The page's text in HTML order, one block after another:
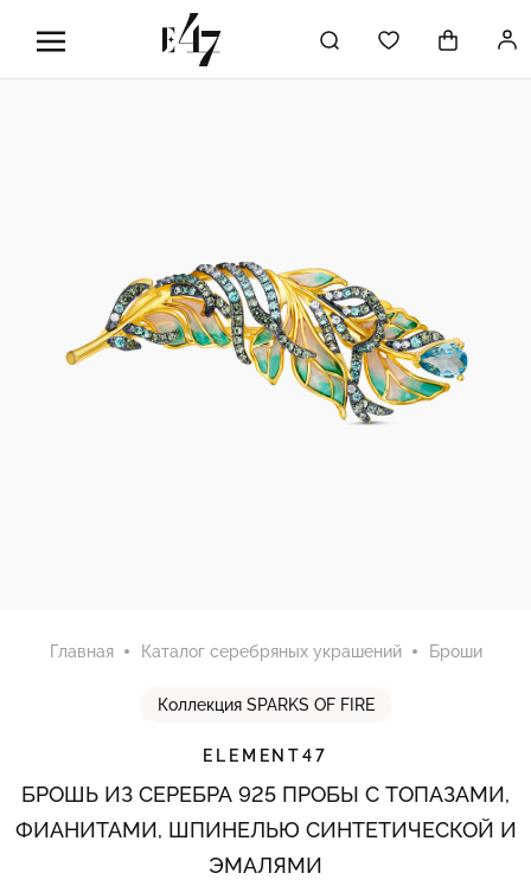
Главная Каталог серебряных украшений Броши
Коллекция SPARKS OF FIRE
ELEMENT47
БРОШЬ ИЗ СЕРЕБРА 925 ПРОБЫ С ТОПАЗАМИ,
ФИАНИТАМИ, ШПИНЕЛЬЮ СИНТЕТИЧЕСКОЙ И
ЭМАЛЯМИ